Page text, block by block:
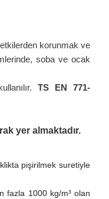
korunmak ve
soba ve ocak
TS EN 771-
yer almaktadır.
pişirilmek suretiyle
fazla 1000 kg/m³ olan